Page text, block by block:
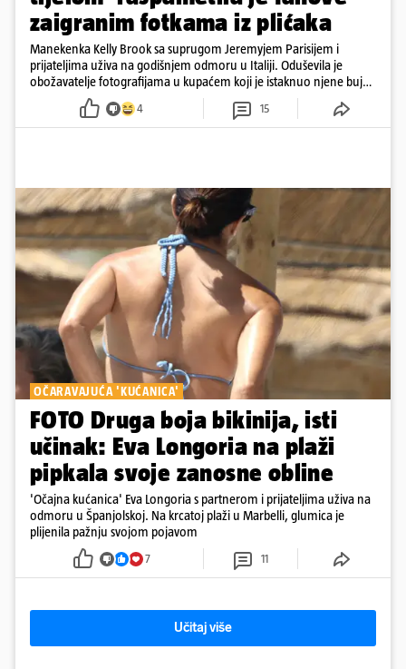
zaigranim fotkama iz plićaka
Manekenka Kelly Brook sa suprugom Jeremyjem Parisijem i
prijateljima uživa na godišnjem odmoru u Italiji. Oduševila je
obožavatelje fotografijama u kupaćem koji je istaknuo njene bujne
4 15
OČARAVAJUĆA 'KUĆANICA'
FOTO Druga boja bikinija, isti
učinak: Eva Longoria na plaži
pipkala svoje zanosne obline
'Očajna kućanica' Eva Longoria s partnerom i prijateljima uživa na
odmoru u Španjolskoj. Na krcatoj plaži u Marbelli, glumica je
plijenila pažnju svojom pojavom
7 11
Učitaj više